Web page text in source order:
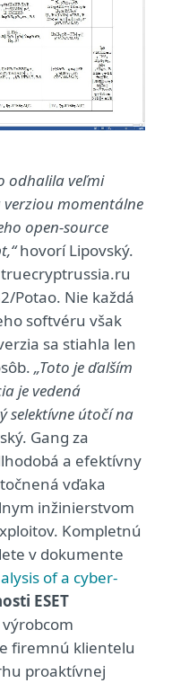
odhalila veľmi
verziou momentálne
open-source
hovorí Lipovský.
Potao. Nie každá
softvéru však
sa stiahla len
„Toto je ďalším
je vedená
selektívne útočí na
Gang za
a efektívny
vďaka
inžinierstvom
Kompletnú
v dokumente
of a cyber-
ESET
výrobcom
firemnú klientelu
proaktívnej